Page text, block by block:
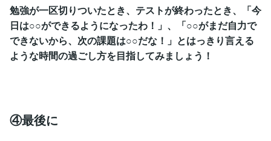
勉強が一区切りついたとき、テストが終わったとき、「今
日は○○ができるようになったわ！」、「○○がまだ自力で
できないから、次の課題は○○だな！」とはっきり言える
ような時間の過ごし方を目指してみましょう！
④最後に